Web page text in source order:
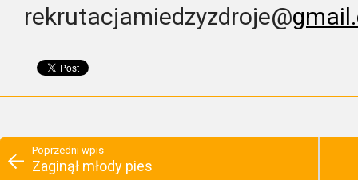
rekrutacjamiedzyzdroje@gmail.
Poprzedni wpis
Zaginął młody pies